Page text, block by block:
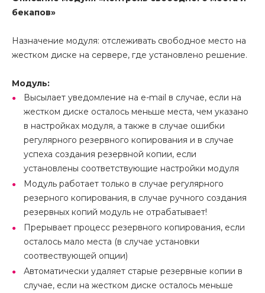
бекапов»
Назначение модуля: отслеживать свободное место на
жестком диске на сервере, где установлено решение.
Модуль:
Высылает уведомление на e-mail в случае, если на
жестком диске осталось меньше места, чем указано
в настройках модуля, а также в случае ошибки
регулярного резервного копирования и в случае
успеха создания резервной копии, если
установлены соответствующие настройки модуля
Модуль работает только в случае регулярного
резерного копирования, в случае ручного создания
резервных копий модуль не отрабатывает!
Прерывает процесс резервного копирования, если
осталось мало места (в случае установки
соотвествующей опции)
Автоматически удаляет старые резервные копии в
случае, если на жестком диске осталось меньше